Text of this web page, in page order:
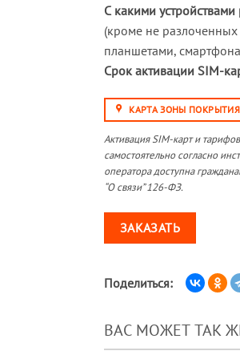
С какими устройствами
(кроме не
планшетами,
Срок активации SIM-
КАРТА ЗОНЫ
Активация SIM-карт и
самостоятельно согласно
оператора доступна
“О связи” 126-ФЗ.
ЗАКАЗАТЬ
Поделиться:
ВАС МОЖЕТ ТАК